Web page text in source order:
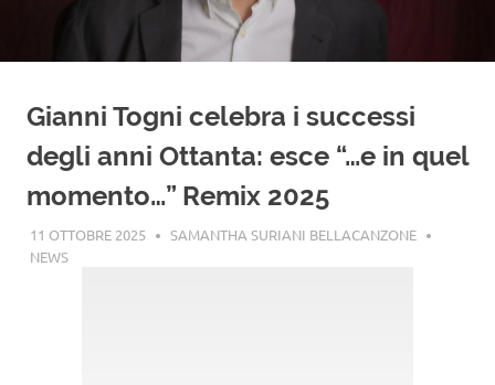
Gianni Togni celebra i successi
degli anni Ottanta: esce “…e in quel
momento…” Remix 2025
11 OTTOBRE 2025
SAMANTHA SURIANI BELLACANZONE
NEWS